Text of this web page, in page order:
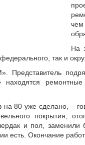
На
так и
находятся
на 80 уже сделано, –
покрытия,
и пол, заменили
есть. Окончание